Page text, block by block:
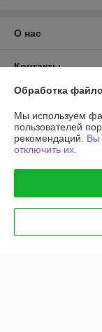
О нас
Контакты
Доставка и оплата
График работы
Политика
Обработка
Мы используем
пользователей
рекомендаций. Вы
отключить их.